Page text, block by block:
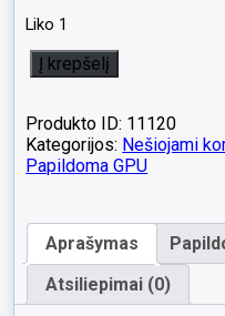
Liko 1
produkto
kiekis:
ZBook
15
G6
IPS
i7-
9850H
32GB
Į krepšelį
Produkto ID: 11120
Kategorijos: Nešiojami
Papildoma GPU
Aprašymas
Atsiliepimai (0)